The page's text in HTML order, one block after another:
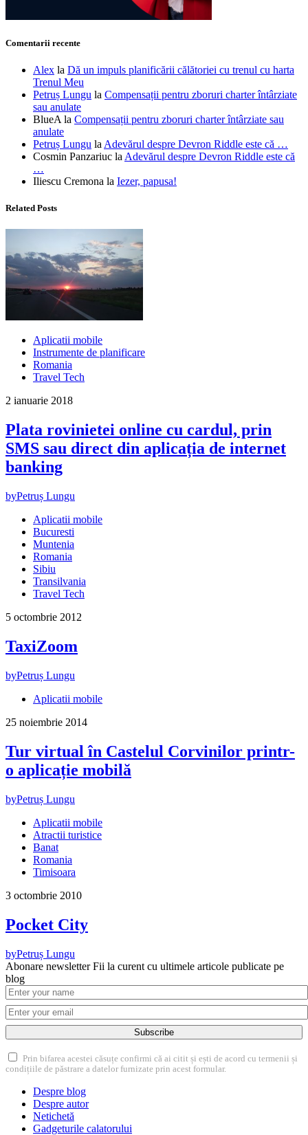
Comentarii recente
Alex la Dă un impuls planificării călătoriei cu trenul cu harta
Trenul Meu
Petruș Lungu la Compensații pentru zboruri charter întârziate
sau anulate
BlueA la Compensații pentru zboruri charter întârziate sau
anulate
Petruș Lungu la Adevărul despre Devron Riddle este că …
Cosmin Panzariuc la Adevărul despre Devron Riddle este că
…
Iliescu Cremona la Iezer, papusa!
Related Posts
Aplicatii mobile
Instrumente de planificare
Romania
Travel Tech
2 ianuarie 2018
Plata rovinietei online cu cardul, prin
SMS sau direct din aplicația de internet
banking
byPetruș Lungu
Aplicatii mobile
Bucuresti
Muntenia
Romania
Sibiu
Transilvania
Travel Tech
5 octombrie 2012
TaxiZoom
byPetruș Lungu
Aplicatii mobile
25 noiembrie 2014
Tur virtual în Castelul Corvinilor printr-
o aplicație mobilă
byPetruș Lungu
Aplicatii mobile
Atractii turistice
Banat
Romania
Timisoara
3 octombrie 2010
Pocket City
byPetruș Lungu
Abonare newsletterFii la curent cu ultimele articole publicate pe
blog
Subscribe
Prin bifarea acestei căsuțe confirmi că ai citit și ești de acord cu termenii și
condițiile de păstrare a datelor furnizate prin acest formular.
Despre blog
Despre autor
Netichetă
Gadgeturile calatorului